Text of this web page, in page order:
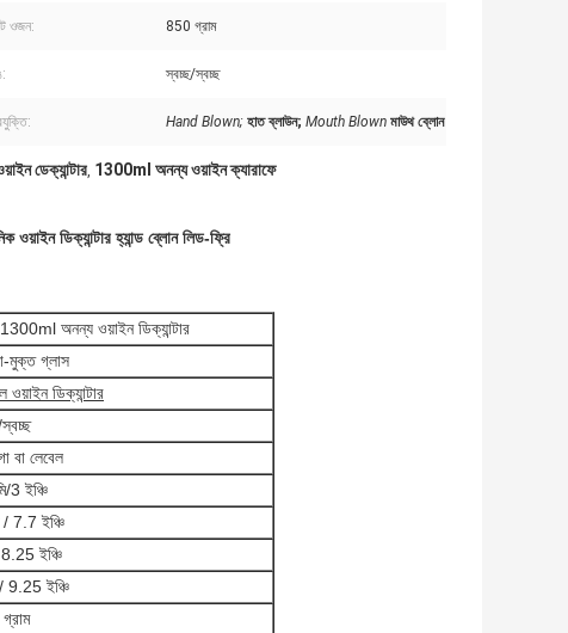
ওজন: 850 গ্রাম
স্বচ্ছ/স্বচ্ছ
Hand Blown; হাত ব্লাউন; Mouth Blown মাউথ ব্লোন
ডেক্যান্টার, 1300ml অনন্য ওয়াইন ক্যারাফে
ওয়াইন ডিক্যান্টার হ্যান্ড ব্লোন লিড-ফ্রি
অনন্য ওয়াইন ডিক্যান্টার
মুক্ত গ্লাস
ওয়াইন ডিক্যান্টার
বা লেবেল
3 ইঞ্চি
7.7 ইঞ্চি
ইঞ্চি
9.25 ইঞ্চি